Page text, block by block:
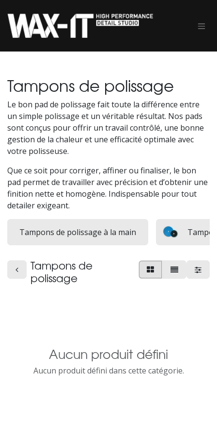
Tampons de polissage
Le bon pad de polissage fait toute la différence entre
un simple polissage et un véritable résultat. Nos pads
sont conçus pour offrir un travail contrôlé, une bonne
gestion de la chaleur et une efficacité optimale avec
votre polisseuse.
Que ce soit pour corriger, affiner ou finaliser, le bon
pad permet de travailler avec précision et d’obtenir une
finition nette et homogène. Indispensable pour tout
detailer exigeant.
Tampons de polissage à la main
Tampons de
polissage
Aucun produit défini
Aucun produit défini dans cette catégorie.